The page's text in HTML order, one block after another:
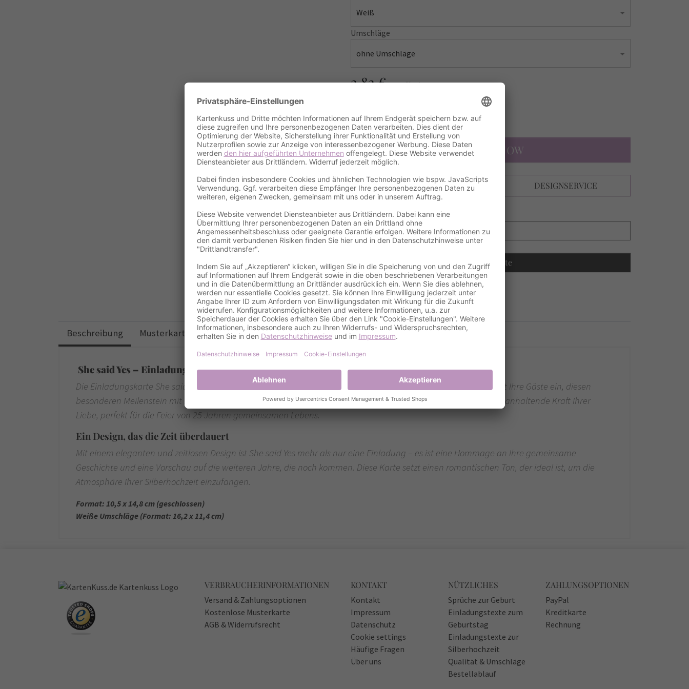
Weiß
Umschläge
ohne Umschläge
2.82 € pro Karte
incl. VAT excl.Shipping costs
DESIGN NOW
MUSTER BESTELLEN DESIGNSERVICE
Amount / Anzahl
Recalculate
Details
Beschreibung Musterkarten Designservice
She said Yes – Einladungskarte, die Ihre Liebe feiert
Die Einladungskarte She said Yes zur Silberhochzeit erinnert an den magischen Moment Ihres Ja-Wortes und lädt Ihre Gäste ein, diesen
besonderen Meilenstein mit Ihnen zu feiern. Diese Karte symbolisiert die Erneuerung Ihres Versprechens und die anhaltende Kraft Ihrer
Liebe, perfekt für die Feier von 25 Jahren gemeinsamen Lebens.
Ein Design, das die Zeit überdauert
Mit einem eleganten und zeitlosen Design ist She said Yes mehr als nur eine Einladung – es ist eine Hommage an Ihre gemeinsame
Geschichte und eine Vorschau auf die weiteren Jahre, die noch kommen. Diese Karte setzt einen romantischen Ton, der ideal ist, um die
Atmosphäre Ihrer Silberhochzeit einzufangen.
Format: 10,5 x 14,8 cm (geschlossen)
Weiße Umschläge (Format: 16,2 x 11,4 cm)
VERBRAUCHERINFORMATIONEN
Versand & Zahlungsoptionen
Kostenlose Musterkarte
AGB & Widerrufsrecht
KONTAKT
Kontakt
Impressum
Datenschutz
Cookie settings
Häufige Fragen
Über uns
NÜTZLICHES
Sprüche zur Geburt
Einladungstexte zum
Geburtstag
Einladungstexte zur
Silberhochzeit
Qualität & Umschläge
Bestellablauf
ZAHLUNGSOPTIONEN
PayPal
Kreditkarte
Rechnung